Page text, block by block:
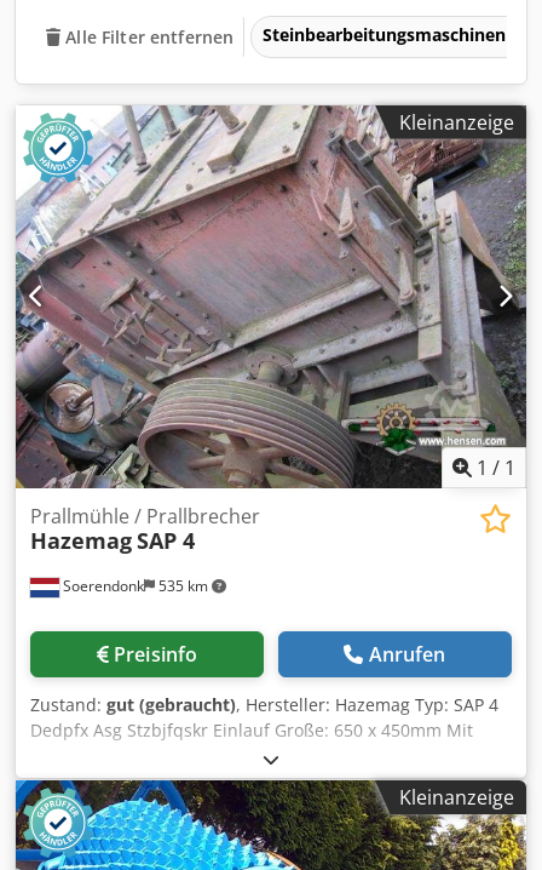
Alle Filter entfernen Steinbearbeitungsmaschinen
Kleinanzeige
1 / 1
Soerendonk 535 km
Prallmühle / Prallbrecher
HazemagSAP 4
Preisinfo Anrufen
Zustand: gut (gebraucht), Hersteller: Hazemag Typ: SAP 4
Dedpfx Asg Stzbjfqskr Einlauf Große: 650 x 450mm Mit
Antrieb Ausführlichere Informationen finden Sie unten in
der PDF.
Kleinanzeige